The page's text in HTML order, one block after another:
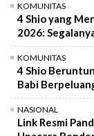
KOMUNITAS
4 Shio yang
2026:
KOMUNITAS
4 Shio
Babi
NASIONAL
Link Resmi